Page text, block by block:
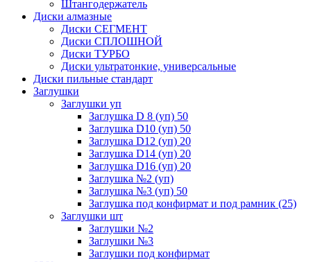
Штангодержатель
Диски алмазные
Диски СЕГМЕНТ
Диски СПЛОШНОЙ
Диски ТУРБО
Диски ультратонкие, универсальные
Диски пильные стандарт
Заглушки
Заглушки уп
Заглушка D 8 (уп) 50
Заглушка D10 (уп) 50
Заглушка D12 (уп) 20
Заглушка D14 (уп) 20
Заглушка D16 (уп) 20
Заглушка №2 (уп)
Заглушка №3 (уп) 50
Заглушка под конфирмат и под рамник (25)
Заглушки шт
Заглушки №2
Заглушки №3
Заглушки под конфирмат